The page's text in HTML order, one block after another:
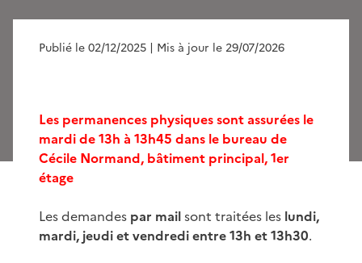
Publié le 02/12/2025 | Mis à jour le 29/07/2026
Les permanences physiques sont assurées le
mardi de 13h à 13h45 dans le bureau de
Cécile Normand, bâtiment principal, 1er
étage
Les demandes par mailsont traitées les lundi,
mardi, jeudi et vendredi entre 13h et 13h30.